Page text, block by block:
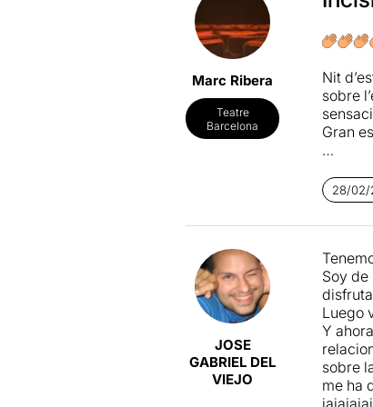
Marc Ribera
Teatre
Barcelona
Nit
sobre
Gran
en una
gran
seu
o per
donar
28/02/
JOSE
GABRIEL DEL
VIEJO
Soy de
Luego
Y
sobre
me ha